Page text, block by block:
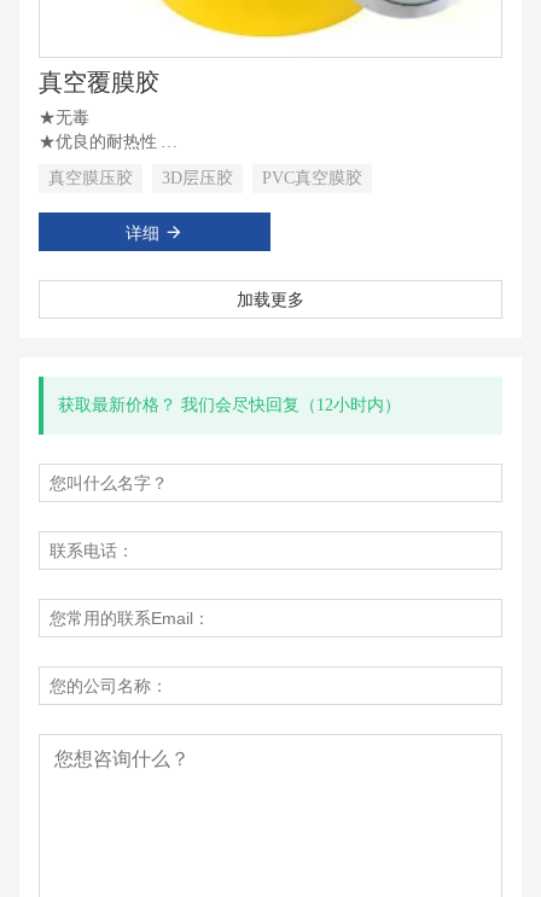
真空覆膜胶
★无毒
★优良的耐热性
★粘合强度高
真空膜压胶 3D层压胶 PVC真空膜胶
详细
加载更多
获取最新价格？ 我们会尽快回复（12小时内）